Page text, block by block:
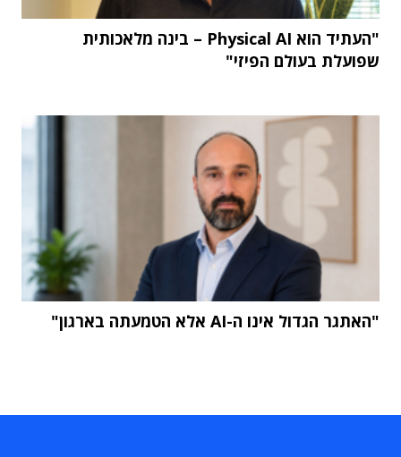
"העתיד הוא Physical AI – בינה מלאכותית
שפועלת בעולם הפיזי"
"האתגר הגדול אינו ה-AI אלא הטמעתה בארגון"